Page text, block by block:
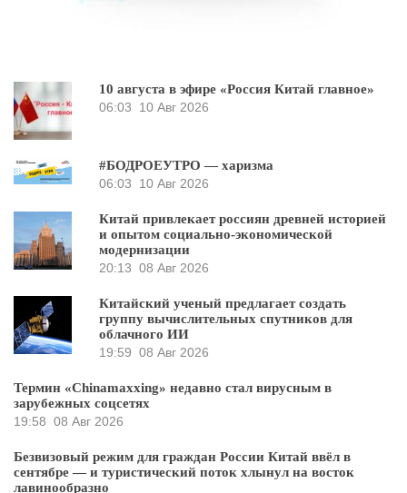
10 августа в эфире «Россия Китай главное»
06:03
10 Авг 2026
#БОДРОЕУТРО — харизма
06:03
10 Авг 2026
Китай привлекает россиян древней историей
и опытом социально-экономической
модернизации
20:13 08 Авг 2026
Китайский ученый предлагает создать
группу вычислительных спутников для
облачного ИИ
19:59 08 Авг 2026
Термин «Chinamaxxing» недавно стал вирусным в
зарубежных соцсетях
19:58 08 Авг 2026
Безвизовый режим для граждан России Китай ввёл в
сентябре — и туристический поток хлынул на восток
лавинообразно